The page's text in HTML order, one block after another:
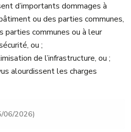
d’importants dommages à
ou des parties communes,
parties communes ou à leur
ou ;
de l’infrastructure, ou ;
alourdissent les charges
06/2026)